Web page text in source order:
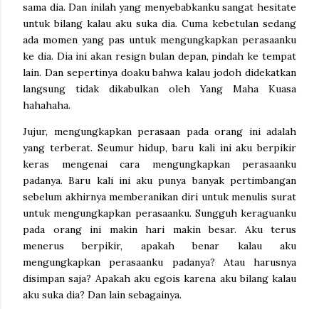
sama dia. Dan inilah yang menyebabkanku sangat hesitate
untuk bilang kalau aku suka dia. Cuma kebetulan sedang
ada momen yang pas untuk mengungkapkan perasaanku
ke dia. Dia ini akan resign bulan depan, pindah ke tempat
lain. Dan sepertinya doaku bahwa kalau jodoh didekatkan
langsung tidak dikabulkan oleh Yang Maha Kuasa
hahahaha.
Jujur, mengungkapkan perasaan pada orang ini adalah
yang terberat. Seumur hidup, baru kali ini aku berpikir
keras mengenai cara mengungkapkan perasaanku
padanya. Baru kali ini aku punya banyak pertimbangan
sebelum akhirnya memberanikan diri untuk menulis surat
untuk mengungkapkan perasaanku. Sungguh keraguanku
pada orang ini makin hari makin besar. Aku terus
menerus berpikir, apakah benar kalau aku
mengungkapkan perasaanku padanya? Atau harusnya
disimpan saja? Apakah aku egois karena aku bilang kalau
aku suka dia? Dan lain sebagainya.